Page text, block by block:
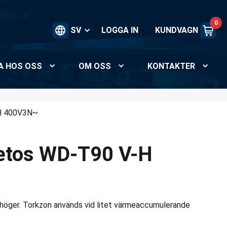
SV LOGGA IN KUNDVAGN
0
HOS OSS OM OSS KONTAKTER
400V3N~
WD-T90 V-H
Torkzon används vid litet värmeaccumulerande